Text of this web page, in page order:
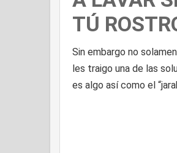
TÚ
Sin embargo no
les traigo una de las
es algo así como el